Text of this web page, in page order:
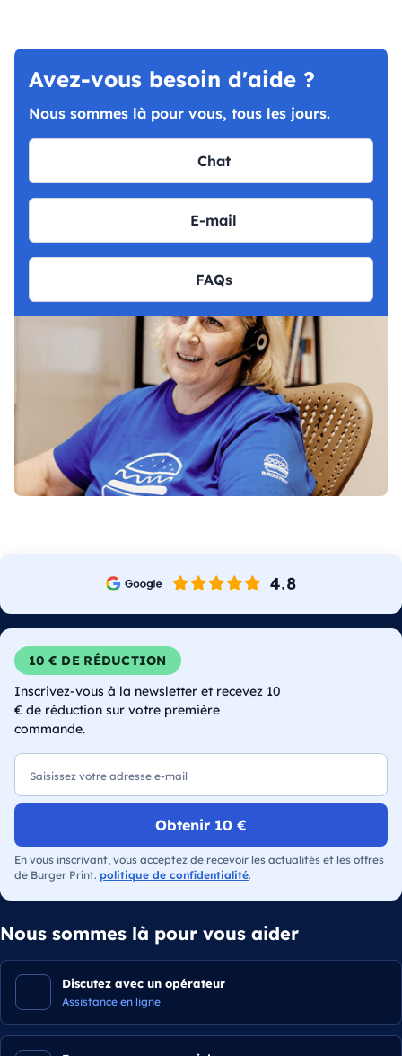
Avez-vous besoin d'aide ?
Nous sommes là pour vous, tous les jours.
Chat
E-mail
FAQs
10 € DE RÉDUCTION
Inscrivez-vous à la newsletter et recevez 10
€ de réduction sur votre première
commande.
E-mail
Obtenir 10 €
En vous inscrivant, vous acceptez de recevoir les actualités et les offres
de Burger Print. politique de confidentialité.
Nous sommes là pour vous aider
Discutez avec un opérateur
Assistance en ligne